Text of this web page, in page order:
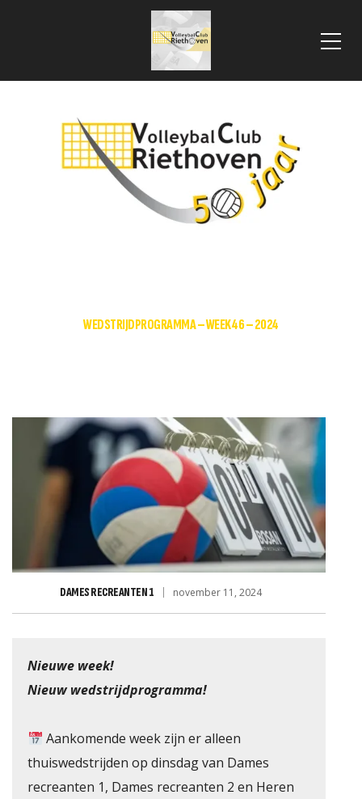
WEDSTRIJDPROGRAMMA – WEEK 46 – 2024
DAMES RECREANTEN 1 november 11, 2024
Nieuwe week!
Nieuw wedstrijdprogramma!
Aankomende week zijn er alleen
thuiswedstrijden op dinsdag van Dames
recreanten 1, Dames recreanten 2 en Heren
2025
RABO